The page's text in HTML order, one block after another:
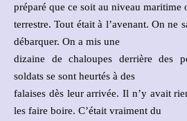
préparé que ce soit au niveau maritime
terrestre. Tout était à l’avenant. On ne
débarquer. On a mis une
dizaine de chaloupes derrière des
soldats se sont heurtés à des
falaises dès leur arrivée. Il n’y avait
les faire boire. C’était vraiment du